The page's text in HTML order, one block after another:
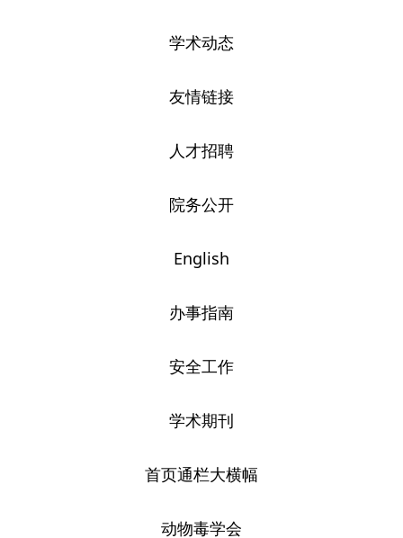
学术动态
友情链接
人才招聘
院务公开
English
办事指南
安全工作
学术期刊
首页通栏大横幅
动物毒学会